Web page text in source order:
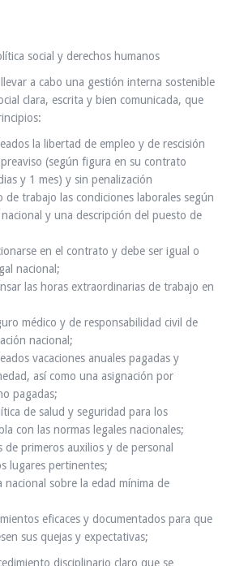
social y derechos humanos
a cabo una gestión interna sostenible
clara, escrita y bien comunicada, que
la libertad de empleo y de rescisión
(según figura en su contrato
y 1 mes) y sin penalización
trabajo las condiciones laborales según
y una descripción del puesto de
en el contrato y debe ser igual o
nacional;
las horas extraordinarias de trabajo en
médico y de responsabilidad civil de
nacional;
vacaciones anuales pagadas y
así como una asignación por
pagadas;
de salud y seguridad para los
con las normas legales nacionales;
de primeros auxilios y de personal
lugares pertinentes;
nacional sobre la edad mínima de
eficaces y documentados para que
sus quejas y expectativas;
disciplinario claro que se